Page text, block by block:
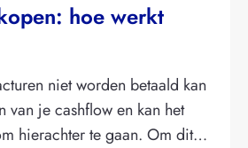
hoe werkt
niet worden betaald kan
van je cashflow en kan het
hierachter te gaan. Om dit…